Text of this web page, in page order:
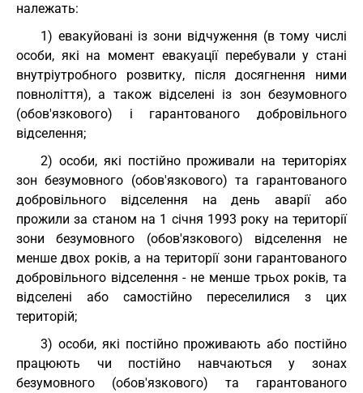
належать:
1) евакуйовані із зони відчуження (в тому числі
особи, які на момент евакуації перебували у стані
внутріутробного розвитку, після досягнення ними
повноліття), а також відселені із зон безумовного
(обов'язкового) і гарантованого добровільного
відселення;
2) особи, які постійно проживали на територіях
зон безумовного (обов'язкового) та гарантованого
добровільного відселення на день аварії або
прожили за станом на 1 січня 1993 року на території
зони безумовного (обов'язкового) відселення не
менше двох років, а на території зони гарантованого
добровільного відселення - не менше трьох років, та
відселені або самостійно переселилися з цих
територій;
3) особи, які постійно проживають або постійно
працюють чи постійно навчаються у зонах
безумовного (обов'язкового) та гарантованого